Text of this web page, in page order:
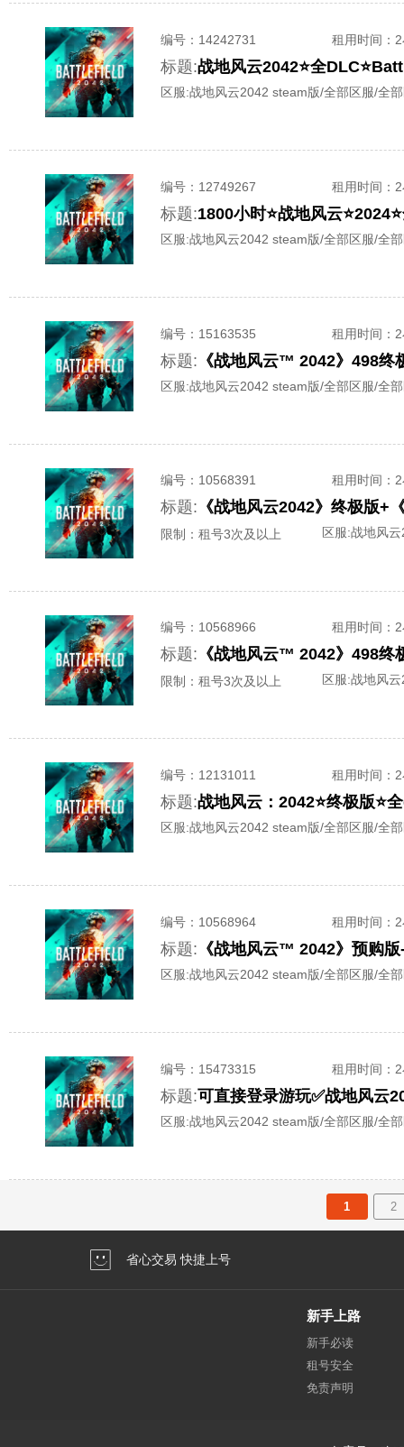
编号： 14242731 租用时间 ：
标题:战地风云2042⭐️全
区服:战地风云2042 steam版/全部区服/全
编号： 12749267 租用时间 ：
标题:1800小时⭐战地风云
区服:战地风云2042 steam版/全部区服/全
编号： 15163535 租用时间 ：
标题: 《战地风云™ 2042》498
区服:战地风云2042 steam版/全部区服/全
编号： 10568391 租用时间 ：
标题: 《战地风云2042》终极版+
限制：租号3次及以上 区服:战地风
编号： 10568966 租用时间 ：
标题: 《战地风云™ 2042》498
限制：租号3次及以上 区服:战地风
编号： 12131011 租用时间 ：
标题:战地风云：2042⭐终极版⭐
区服:战地风云2042 steam版/全部区服/全
编号： 10568964 租用时间 ：
标题: 《战地风云™ 2042》预购
区服:战地风云2042 steam版/全部区服/全
编号： 15473315 租用时间 ：
标题:可直接登录游玩✅战地风云
区服:战地风云2042 steam版/全部区服/全
1 2
省心交易 快捷上号
新手上路
新手必读
租号安全
免责声明